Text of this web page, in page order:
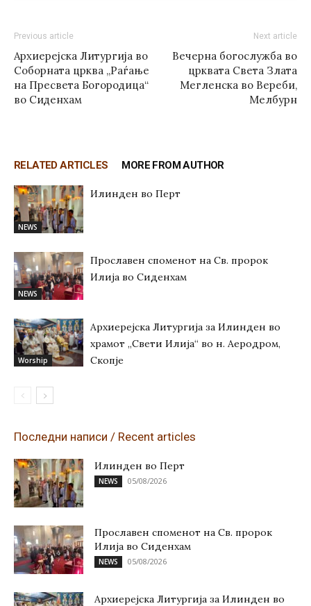
Previous article
Архиерејска Литургија во
Соборната црква „Раѓање
на Пресвета Богородица“
во Сиденхам
Next article
Вечерна богослужба во
црквата Света Злата
Мегленска во Вереби,
Мелбурн
RELATED ARTICLES MORE FROM AUTHOR
NEWS
Илинден во Перт
NEWS
Прославен споменот на Св. пророк
Илија во Сиденхам
Worship
Архиерејска Литургија за Илинден во
храмот „Свети Илија“ во н. Аеродром,
Скопје
Последни написи / Recent articles
Илинден во Перт
NEWS 05/08/2026
Прославен споменот на Св. пророк
Илија во Сиденхам
NEWS 05/08/2026
Архиерејска Литургија за Илинден во